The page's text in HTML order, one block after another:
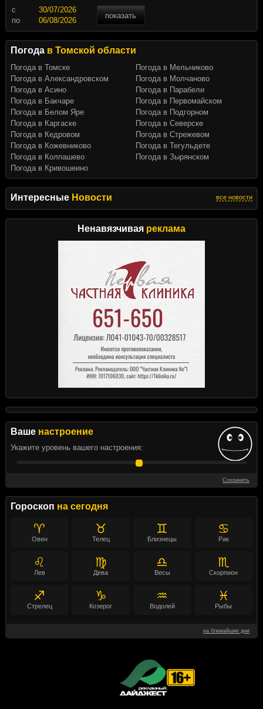
Интересные Новости все новости
Ненавязчивая реклама
Ваше настроение
Укажите уровень вашего настроения:
Сохранить
Гороскоп на сегодня
♈
Овен
♉
Телец
♊
Близнецы
♋
Рак
♌
Лев
♍
Дева
♎
Весы
♏
Скорпион
♐
Стрелец
♑
Козерог
♒
Водолей
♓
Рыбы
на ближайшие дни
c
показать
по
Погода в Томской области
Погода в Томске
Погода в Александровском
Погода в Асино
Погода в Бакчаре
Погода в Белом Яре
Погода в Каргаске
Погода в Кедровом
Погода в Кожевниково
Погода в Колпашево
Погода в Кривошеино
Погода в Мельниково
Погода в Молчаново
Погода в Парабели
Погода в Первомайском
Погода в Подгорном
Погода в Северске
Погода в Стрежевом
Погода в Тегульдете
Погода в Зырянском